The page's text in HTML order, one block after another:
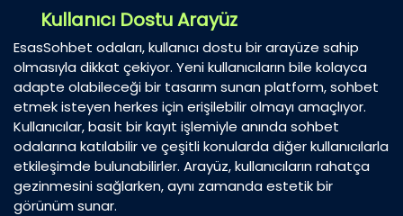
Kullanıcı Dostu Arayüz
EsasSohbet odaları, kullanıcı dostu bir arayüze sahip
olmasıyla dikkat çekiyor. Yeni kullanıcıların bile kolayca
adapte olabileceği bir tasarım sunan platform, sohbet
etmek isteyen herkes için erişilebilir olmayı amaçlıyor.
Kullanıcılar, basit bir kayıt işlemiyle anında sohbet
odalarına katılabilir ve çeşitli konularda diğer kullanıcılarla
etkileşimde bulunabilirler. Arayüz, kullanıcıların rahatça
gezinmesini sağlarken, aynı zamanda estetik bir
görünüm sunar.